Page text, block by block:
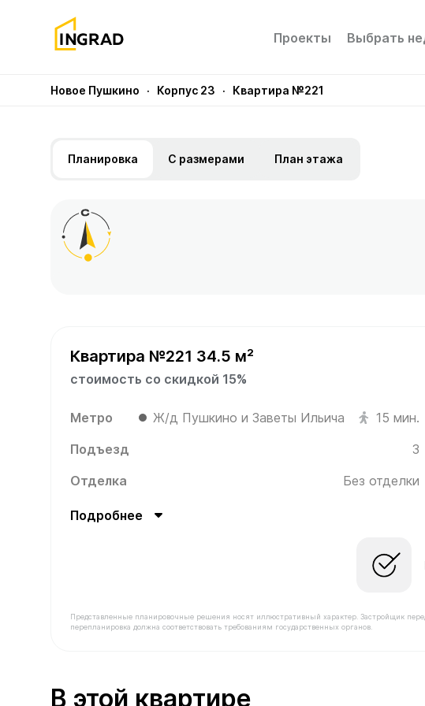
Проекты Выбрать
Новое Пушкино · Корпус 23 · Квартира №221
Планировка С размерами План этажа
Квартира №221 34.5 м²
стоимость со скидкой 15%
Метро Ж/д Пушкино и Заветы Ильича 15 мин.
Подъезд 3
Отделка
Без отделки
Подробнее
Представленные планировочные решения носят иллюстративный характер. Застройщик
перепланировка должна соответствовать требованиям государственных органов.
В этой квартире